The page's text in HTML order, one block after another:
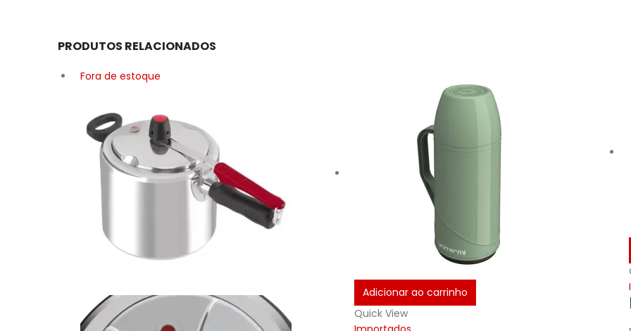
PRODUTOS RELACIONADOS
Fora de estoque
Adicionar ao carrinho
Quick View